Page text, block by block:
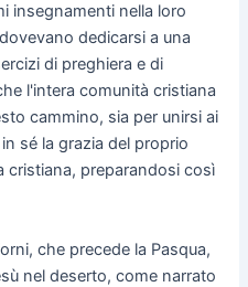
insegnamenti nella loro
dedicarsi a una
di preghiera e di
l'intera comunità cristiana
cammino, sia per unirsi ai
sé la grazia del proprio
cristiana, preparandosi così
che precede la Pasqua,
nel deserto, come narrato